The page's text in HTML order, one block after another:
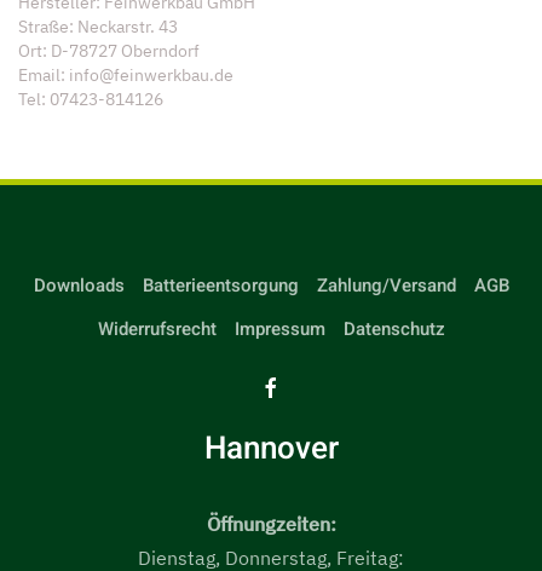
Straße: Neckarstr. 43
Ort: D-78727 Oberndorf
Email: info@feinwerkbau.de
Tel: 07423-814126
Downloads Batterieentsorgung Zahlung/Versand
AGB
Widerrufsrecht
Impressum Datenschutz
Hannover
Öffnungzeiten:
Dienstag, Donnerstag, Freitag: